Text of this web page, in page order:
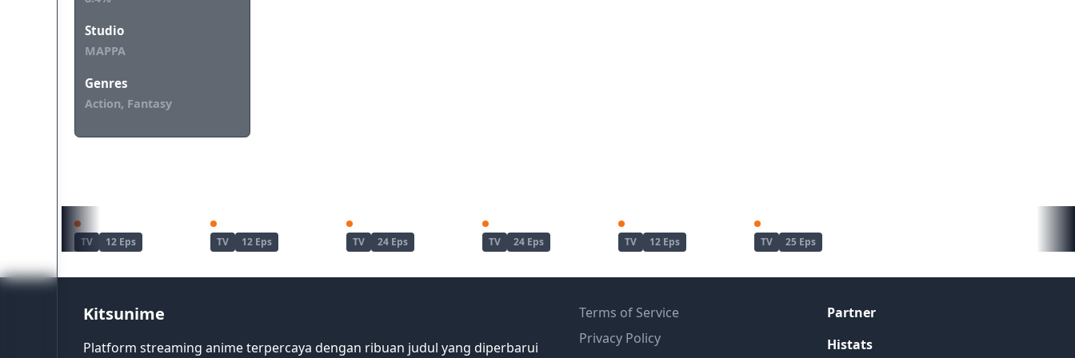
Studio
MAPPA
Genres
Action, Fantasy
TV 12 Eps TV 12 Eps TV 24 Eps TV 24 Eps TV 12 Eps TV 25 Eps
Kitsunime
Platform streaming anime terpercaya dengan ribuan judul yang diperbarui
Terms of Service
Privacy Policy
Partner
Histats